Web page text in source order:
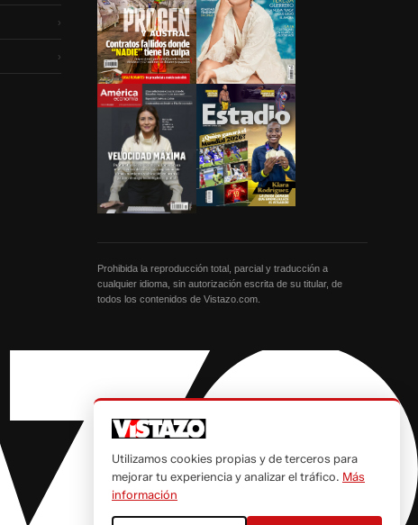
›
›
Prohibida la reproducción total, parcial y traducción a
cualquier idioma, sin autorización escrita de su titular, de
todos los contenidos de Vistazo.com.
Utilizamos cookies propias y de terceros para
mejorar tu experiencia y analizar el tráfico. Más
información